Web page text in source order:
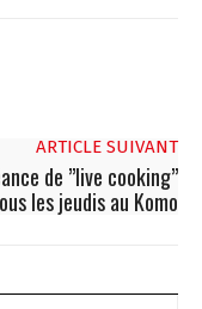
ARTICLE SUIVANT
de ”live cooking”
les jeudis au Komo